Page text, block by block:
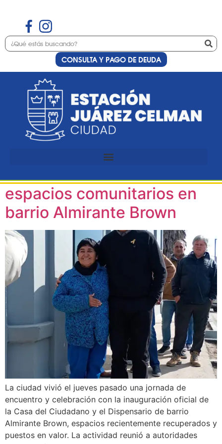
CONSULTA Y PAGO DE DEUDA
Etiqueta:desarrollo
ciudadano
Estación Juárez Celman
espacios comunitarios en
barrio Almirante Brown
La ciudad vivió el jueves pasado una jornada de
encuentro y celebración con la inauguración oficial de
la Casa del Ciudadano y el Dispensario de barrio
Almirante Brown, espacios recientemente recuperados y
puestos en valor. La actividad reunió a autoridades